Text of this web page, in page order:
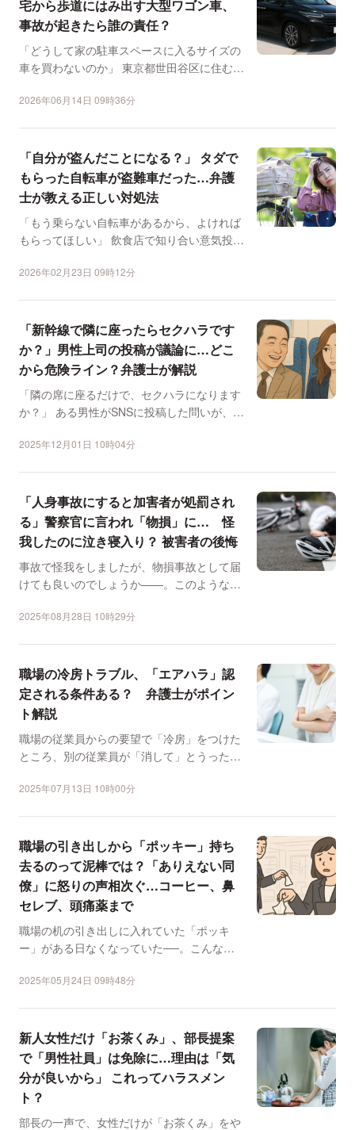
宅から歩道にはみ出す大型ワゴン車、
事故が起きたら誰の責任？
「どうして家の駐車スペースに入るサイズの
車を買わないのか」 東京都世田谷区に住む会
2026年06月14日 09時36分
「自分が盗んだことになる？」 タダで
もらった自転車が盗難車だった…弁護
士が教える正しい対処法
「もう乗らない自転車があるから、よければ
もらってほしい」 飲食店で知り合い意気投合
2026年02月23日 09時12分
「新幹線で隣に座ったらセクハラです
か？」男性上司の投稿が議論に…どこ
から危険ライン？弁護士が解説
「隣の席に座るだけで、セクハラになります
か？」 ある男性がSNSに投稿した問いが、共
2025年12月01日 10時04分
「人身事故にすると加害者が処罰され
る」警察官に言われ「物損」に… 怪
我したのに泣き寝入り？ 被害者の後悔
事故で怪我をしましたが、物損事故として届
けても良いのでしょうか——。このような相
2025年08月28日 10時29分
職場の冷房トラブル、「エアハラ」認
定される条件ある？ 弁護士がポイン
ト解説
職場の従業員からの要望で「冷房」をつけた
ところ、別の従業員が「消して」とうったえ
2025年07月13日 10時00分
職場の引き出しから「ポッキー」持ち
去るのって泥棒では？「ありえない同
僚」に怒りの声相次ぐ…コーヒー、鼻
セレブ、頭痛薬まで
職場の机の引き出しに入れていた「ポッキ
ー」がある日なくなっていた──。こんな内
2025年05月24日 09時48分
新人女性だけ「お茶くみ」、部長提案
で「男性社員」は免除に…理由は「気
分が良いから」 これってハラスメン
ト？
部長の一声で、女性だけが「お茶くみ」をや